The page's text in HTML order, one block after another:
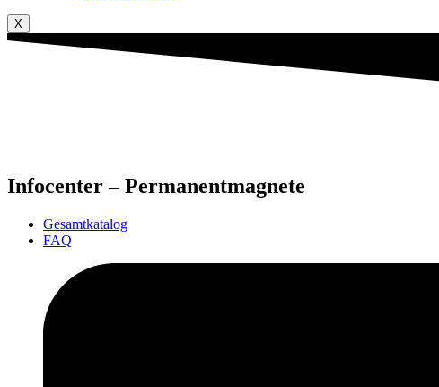
X
Infocenter – Permanentmagnete
Gesamtkatalog
FAQ